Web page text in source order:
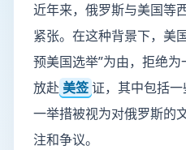
近年来，俄罗斯与美国等
紧张。在这种背景下，美
预美国选举”为由，拒绝
放赴 美签证，其中包括
一举措被视为对俄罗斯的
注和争议。